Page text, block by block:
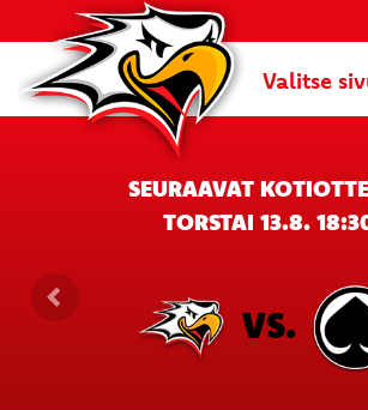
Valitse
SEURAAVAT
TORSTAI 13.8.
VS.